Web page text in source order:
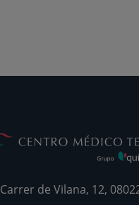
Carrer de Vilana, 12,